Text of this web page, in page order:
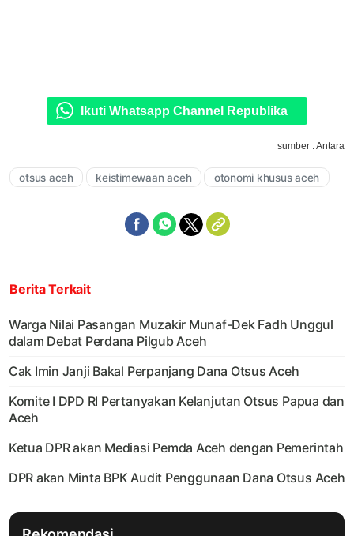
Ikuti Whatsapp Channel Republika
sumber : Antara
otsus aceh keistimewaan aceh otonomi khusus aceh
Berita Terkait
Warga Nilai Pasangan Muzakir Munaf-Dek Fadh Unggul
dalam Debat Perdana Pilgub Aceh
Cak Imin Janji Bakal Perpanjang Dana Otsus Aceh
Komite I DPD RI Pertanyakan Kelanjutan Otsus Papua dan
Aceh
Ketua DPR akan Mediasi Pemda Aceh dengan Pemerintah
DPR akan Minta BPK Audit Penggunaan Dana Otsus Aceh